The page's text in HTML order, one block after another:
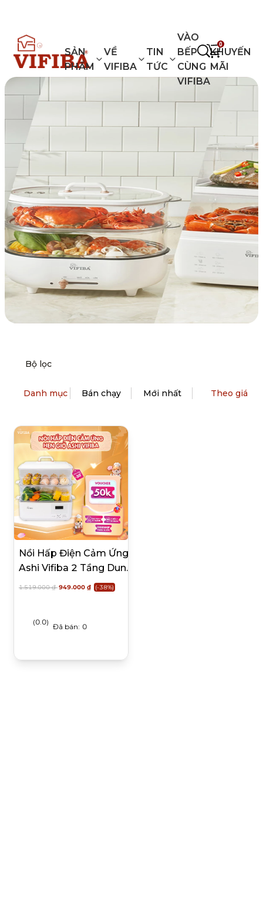
SẢN
PHẨM
VỀ
VIFIBA
TIN
TỨC
VÀO
BẾP
CÙNG
VIFIBA
KHUYẾN
MÃI
0
Nồi Hấp Điện Cảm Ứng
Ashi Vifiba 2 Tầng Dung
Tích Lớn
1.519.000 ₫949.000 ₫ (-38%)
Đã bán: 0
(0.0)
Bộ lọc
Bán chạy Mới nhất
Danh mục Theo giá